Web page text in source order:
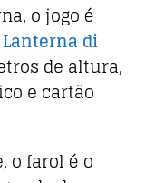
o jogo é
Lanterna di
de altura,
e cartão
o farol é o